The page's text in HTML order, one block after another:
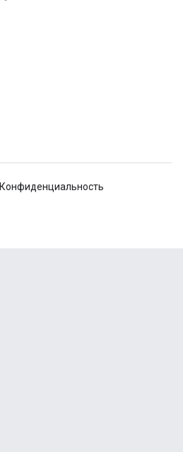
Конфиденциальность